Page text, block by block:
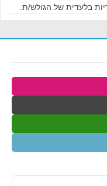
בלעדית של הגולש/ת.